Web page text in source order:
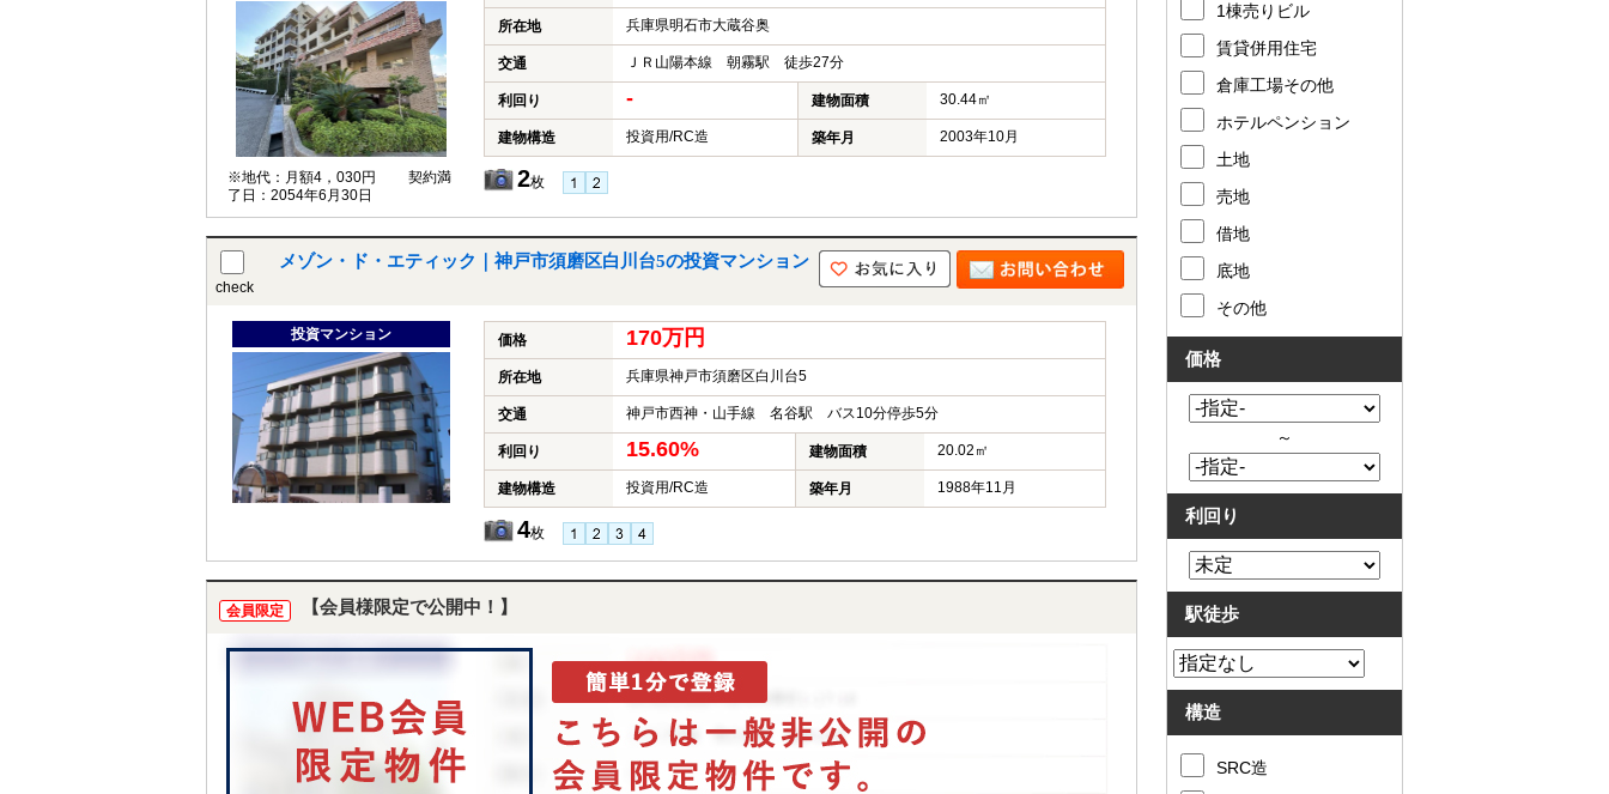
※地代：月額4，030円 契約満
了日：2054年6月30日
所在地 兵庫県明石市大蔵谷奥
交通 ＪＲ山陽本線 朝霧駅 徒歩27分
利回り - 建物面積 30.44㎡
建物構造 投資用/RC造 築年月 2003年10月
2枚
check
メゾン・ド・エティック｜神戸市須磨区白川台5の投資マンション
投資マンション 価格 170万円
所在地 兵庫県神戸市須磨区白川台5
交通 神戸市西神・山手線 名谷駅 バス10分停歩5分
利回り 15.60% 建物面積 20.02㎡
建物構造 投資用/RC造 築年月 1988年11月
4枚
会員限定 【会員様限定で公開中！】
1棟売りビル
賃貸併用住宅
倉庫工場その他
ホテルペンション
土地
売地
借地
底地
その他
価格
～
利回り
駅徒歩
構造
SRC造